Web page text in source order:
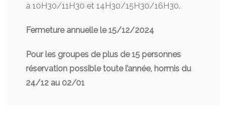
à 10H30/11H30 et 14H30/15H30/16H30.
Fermeture annuelle le 15/12/2024
Pour les groupes de plus de 15 personnes
réservation possible toute l’année, hormis du
24/12 au 02/01